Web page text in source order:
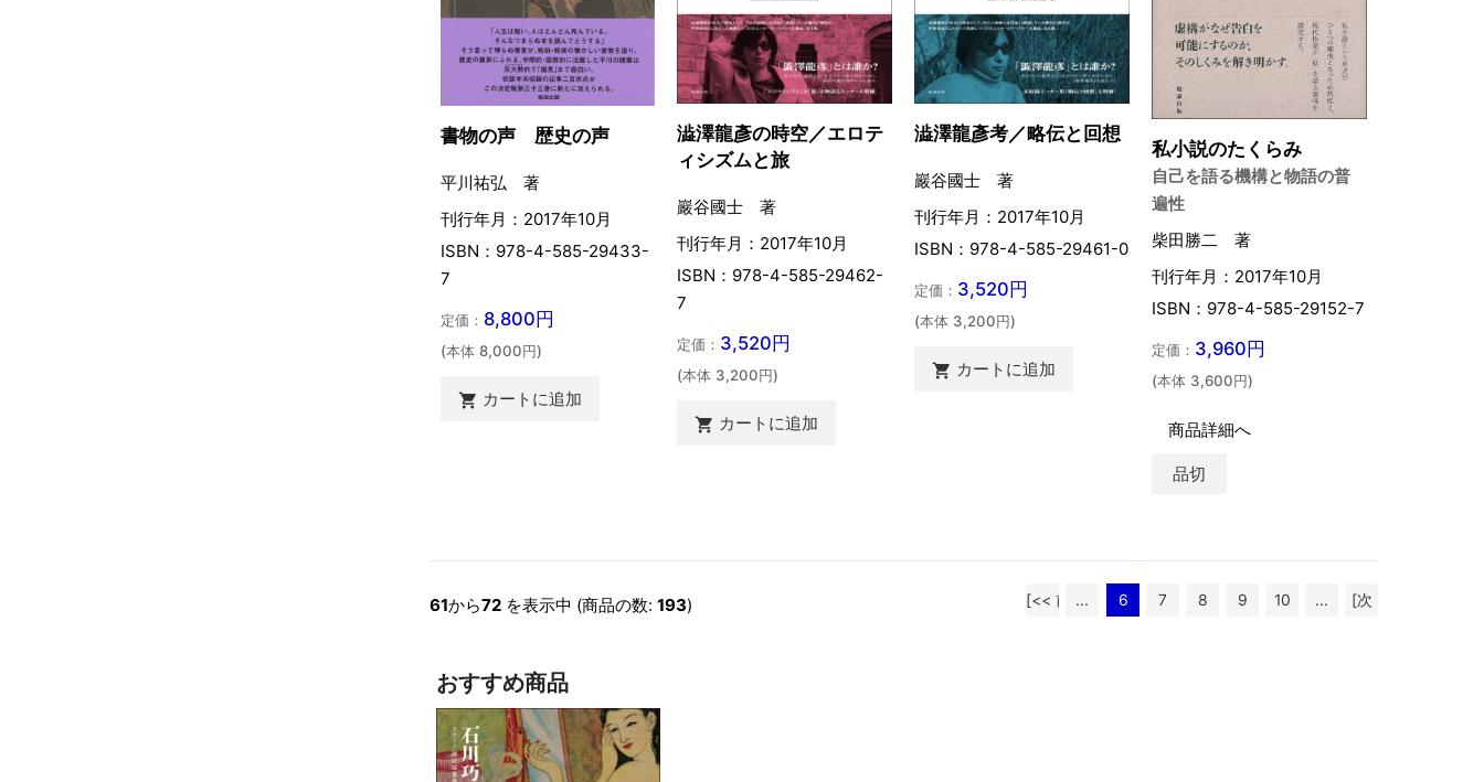
書物の声 歴史の声
平川祐弘 著
刊行年月：2017年10月
ISBN：978-4-585-29433-
7
定価： 8,800円
(本体 8,000円)
 カートに追加
澁澤龍彥の時空／エロテ
ィシズムと旅
巖谷國士 著
刊行年月：2017年10月
ISBN：978-4-585-29462-
7
定価： 3,520円
(本体 3,200円)
 カートに追加
澁澤龍彥考／略伝と回想
巖谷國士 著
刊行年月：2017年10月
ISBN：978-4-585-29461-0
定価： 3,520円
(本体 3,200円)
 カートに追加
私小説のたくらみ
自己を語る機構と物語の普
遍性
柴田勝二 著
刊行年月：2017年10月
ISBN：978-4-585-29152-7
定価： 3,960円
(本体 3,600円)
商品詳細へ
品切
[<< 前
... 6 7 8 9 10 ...
[次
61から72を表示中 (商品の数: 193)
おすすめ商品